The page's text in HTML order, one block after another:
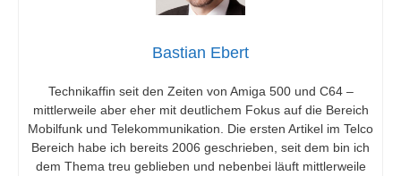
Bastian Ebert
Technikaffin seit den Zeiten von Amiga 500 und C64 –
mittlerweile aber eher mit deutlichem Fokus auf die Bereich
Mobilfunk und Telekommunikation. Die ersten Artikel im Telco
Bereich habe ich bereits 2006 geschrieben, seit dem bin ich
dem Thema treu geblieben und nebenbei läuft mittlerweile